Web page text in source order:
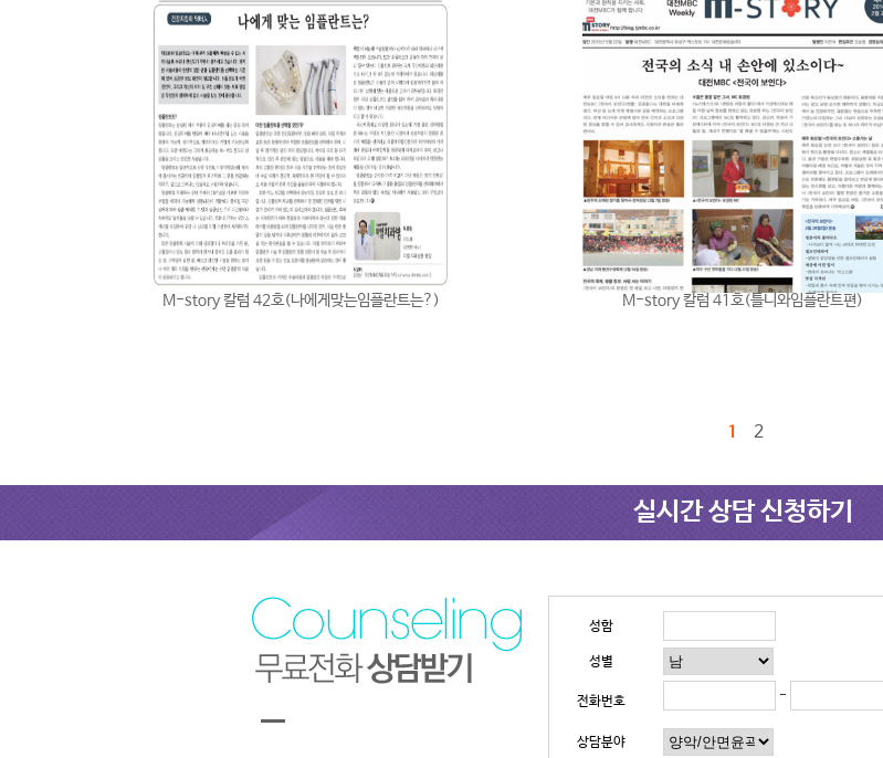
M-story 칼럼 42호(나에게맞는임플란트는?) M-story 칼럼 41호(틀니와임플란트편)
1 2
실시간 상담 신청하기
성함
성별
전화번호 -
상담분야